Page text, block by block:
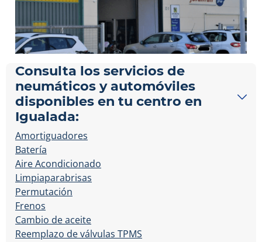
Consulta los servicios de
neumáticos y automóviles
disponibles en tu centro en
Igualada:
Amortiguadores
Batería
Aire Acondicionado
Limpiaparabrisas
Permutación
Frenos
Cambio de aceite
Reemplazo de válvulas TPMS